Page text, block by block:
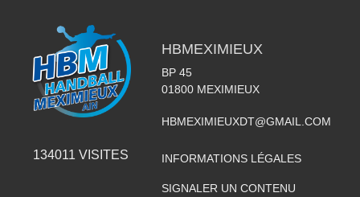
134011 VISITES
HBMEXIMIEUX
BP 45
01800 MEXIMIEUX
HBMEXIMIEUXDT@GMAIL.COM
INFORMATIONS LÉGALES
SIGNALER UN CONTENU